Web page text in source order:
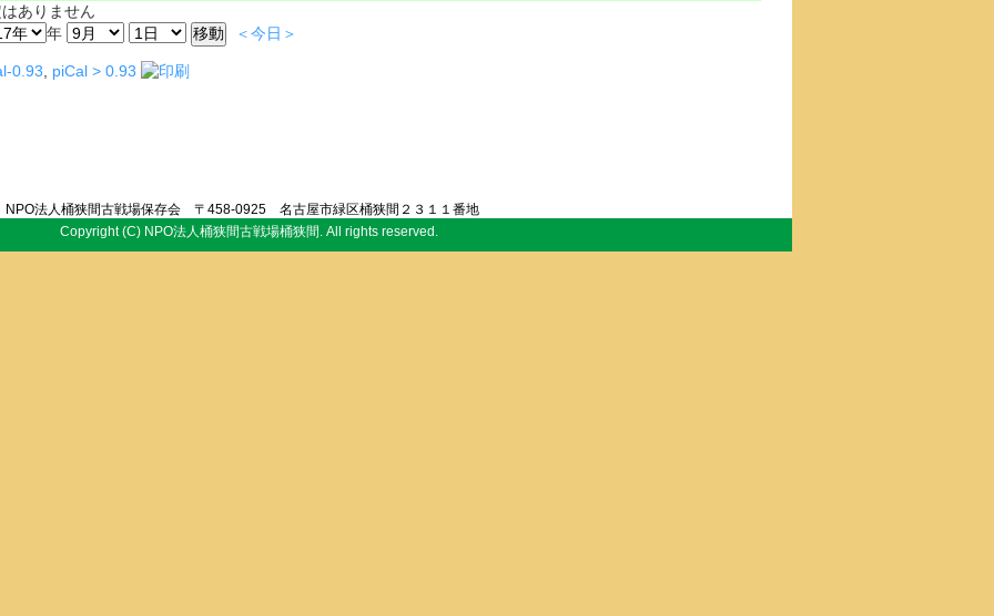
ありません
年
＜今日＞
0.93, piCal > 0.93
NPO法人桶狭間古戦場保存会 〒458-0925 名古屋市緑区桶狭間２３１１番地
Copyright (C) NPO法人桶狭間古戦場桶狭間. All rights reserved.